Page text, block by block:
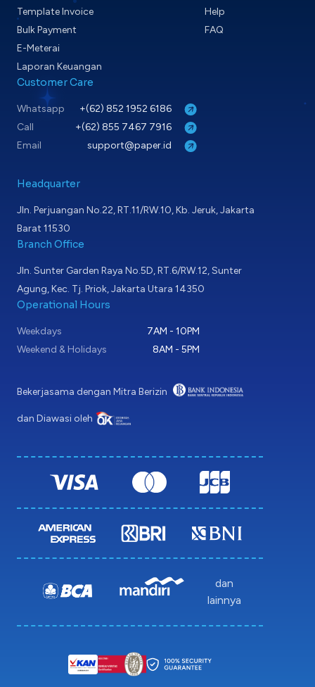
Template Invoice
Bulk Payment
E-Meterai
Laporan Keuangan
Help
FAQ
Customer Care
Whatsapp
+(62) 852 1952 6186
Call
+(62) 855 7467 7916
Email
support@paper.id
Headquarter
Jln. Perjuangan No.22, RT.11/RW.10, Kb. Jeruk, Jakarta
Barat 11530
Branch Office
Jln. Sunter Garden Raya No.5D, RT.6/RW.12, Sunter
Agung, Kec. Tj. Priok, Jakarta Utara 14350
Operational Hours
Weekdays
7AM - 10PM
Weekend & Holidays
8AM - 5PM
Bekerjasama dengan Mitra Berizin
dan Diawasi oleh
dan
lainnya